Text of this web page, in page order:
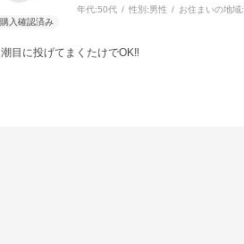
年代:50代 性別:男性 お住まいの地域:
潮目に投げてまくたけでOK‼️